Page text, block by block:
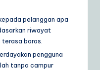
pelanggan apa
riwayat
terasa boros.
pengguna
tanpa campur